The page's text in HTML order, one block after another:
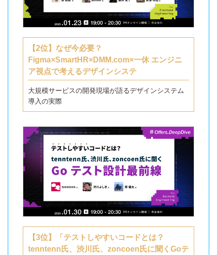
【2位】なぜ今必要？
Figma×SmartHR×DMM.com×一休 エンジニ
ア視点で考えるデザインシステ
大規模サービスの開発現場が語るデザインシステム
導入の実際
【3位】「テストしやすいコードとは？
tenntenn氏、渋川氏、zoncoen氏に聞くGoテ